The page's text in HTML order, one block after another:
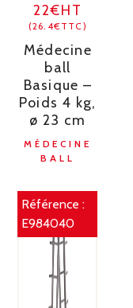
22€HT
(26.4€TTC)
Médecine
ball
Basique –
Poids 4 kg,
ø 23 cm
MÉDECINE
BALL
Référence :
E984040